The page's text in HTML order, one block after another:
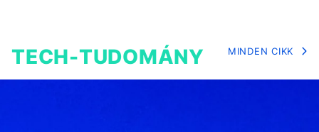
TECH-TUDOMÁNY MINDEN CIKK